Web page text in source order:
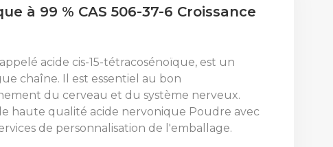
à 99 % CAS 506-37-6 Croissance
acide cis-15-tétracosénoïque, est un
chaîne. Il est essentiel au bon
du cerveau et du système nerveux.
haute qualité acide nervonique Poudre avec
de personnalisation de l'emballage.